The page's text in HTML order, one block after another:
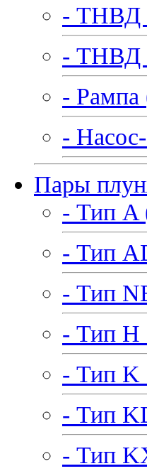
- ТНВД
- ТНВД
- Рампа
-
Пары
- Тип A
- Тип
- Тип
- Тип H
- Тип K
- Тип
- Тип